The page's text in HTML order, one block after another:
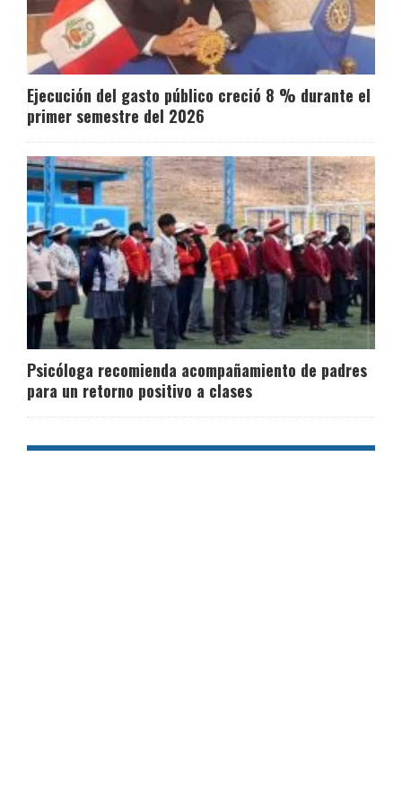
Ejecución del gasto público creció 8 % durante el
primer semestre del 2026
Psicóloga recomienda acompañamiento de padres
para un retorno positivo a clases